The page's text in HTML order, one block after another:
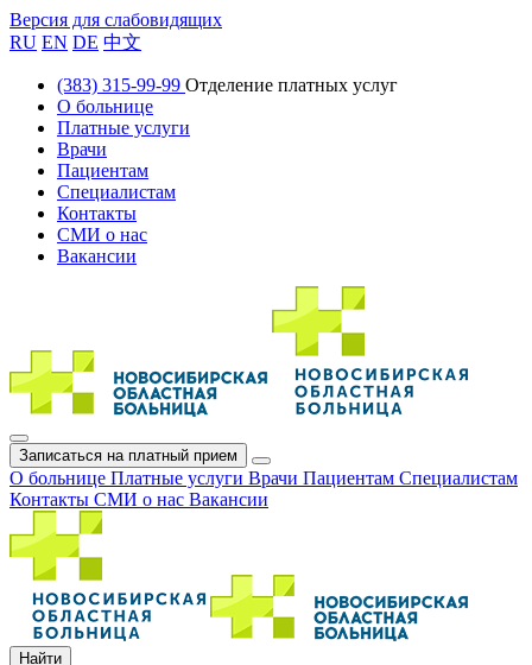
Версия для слабовидящих
RU EN DE 中文
(383) 315-99-99 Отделение платных услуг
О больнице
Платные услуги
Врачи
Пациентам
Специалистам
Контакты
СМИ о нас
Вакансии
Записаться на платный прием
О больнице Платные услуги Врачи Пациентам Специалистам
Контакты СМИ о нас Вакансии